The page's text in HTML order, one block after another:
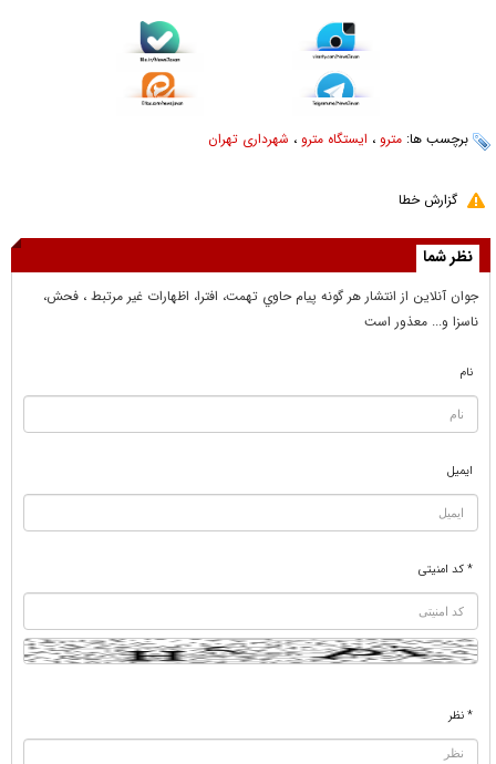
برچسب ها: مترو ، ایستگاه مترو ، شهرداری تهران
گزارش خطا
نظر شما
جوان آنلاين از انتشار هر گونه پيام حاوي تهمت، افترا، اظهارات غير مرتبط ، فحش،
ناسزا و... معذور است
نام
ایمیل
* کد امنیتی
* نظر